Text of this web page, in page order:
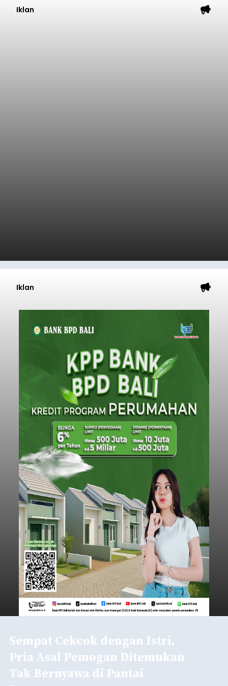
Iklan
Iklan
Sempat Cekcok dengan Istri,
Pria Asal Pemogan Ditemukan
Tak Bernyawa di Pantai